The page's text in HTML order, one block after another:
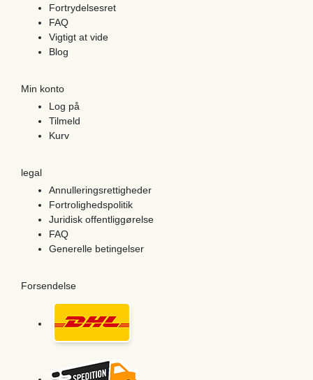
Fortrydelsesret
FAQ
Vigtigt at vide
Blog
Min konto
Log på
Tilmeld
Kurv
legal
Annulleringsrettigheder
Fortrolighedspolitik
Juridisk offentliggørelse
FAQ
Generelle betingelser
Forsendelse